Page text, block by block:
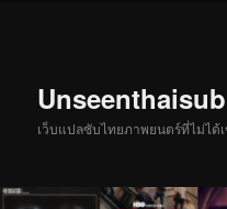
เว็บแปลซับไทยภาพยนตร์ที่ไม่ได้